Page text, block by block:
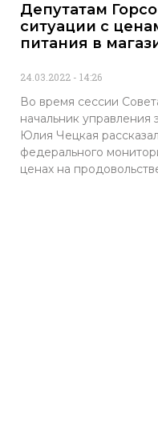
Депутатам
ситуации с
питания в
24.03.2022 14:26
Во время сессии
начальник
Юлия Чецкая
федерального
ценах на